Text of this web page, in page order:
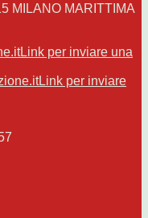
MILANO MARITTIMA
Link per inviare una
Link per inviare